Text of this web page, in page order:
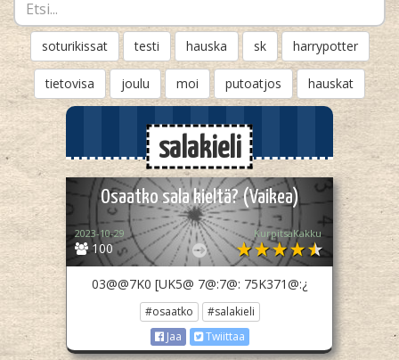
soturikissat testi hauska sk harrypotter
tietovisa joulu moi putoatjos hauskat
salakieli
Osaatko sala kieltä? (Vaikea)
100
2023-10-29 KurpitsaKakku
03@@7K0 [UK5@ 7@:7@: 75K371@:¿
#osaatko
#salakieli
Jaa
Twiittaa